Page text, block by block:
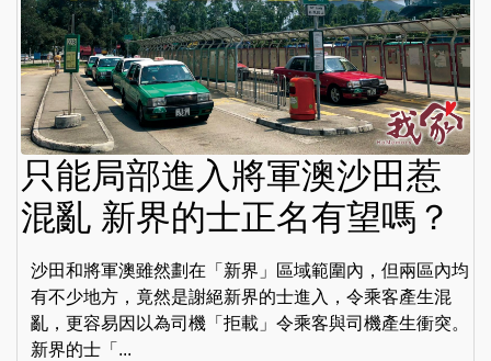
只能局部進入將軍澳沙田惹
混亂 新界的士正名有望嗎？
沙田和將軍澳雖然劃在「新界」區域範圍內，但兩區內均
有不少地方，竟然是謝絕新界的士進入，令乘客產生混
亂，更容易因以為司機「拒載」令乘客與司機產生衝突。
新界的士「...